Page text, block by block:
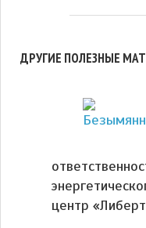
ДРУГИЕ ПОЛЕЗНЫЕ
центр